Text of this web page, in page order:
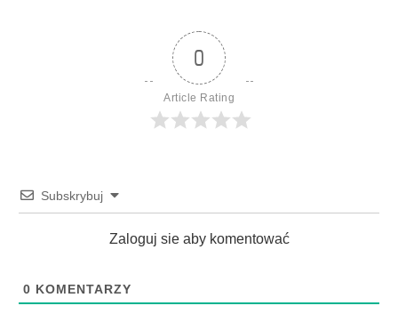
0
Article Rating
Subskrybuj
Zaloguj sie aby komentować
0 KOMENTARZY